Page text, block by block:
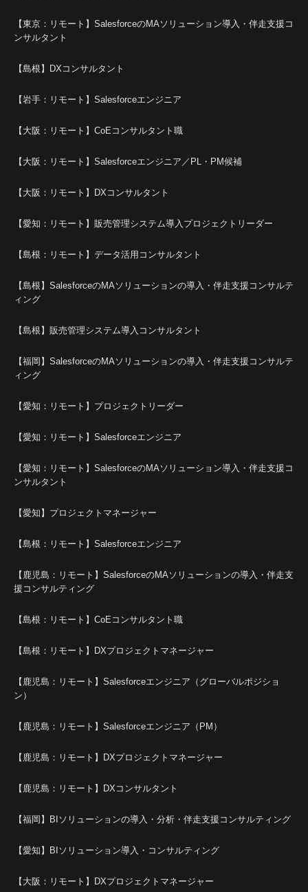
【東京：リモート】SalesforceのMAソリューション導入・伴走支援コ
ンサルタント
【島根】DXコンサルタント
【岩手：リモート】Salesforceエンジニア
【大阪：リモート】CoEコンサルタント職
【大阪：リモート】Salesforceエンジニア／PL・PM候補
【大阪：リモート】DXコンサルタント
【愛知：リモート】販売管理システム導入プロジェクトリーダー
【島根：リモート】データ活用コンサルタント
【島根】SalesforceのMAソリューションの導入・伴走支援コンサルテ
ィング
【島根】販売管理システム導入コンサルタント
【福岡】SalesforceのMAソリューションの導入・伴走支援コンサルテ
ィング
【愛知：リモート】プロジェクトリーダー
【愛知：リモート】Salesforceエンジニア
【愛知：リモート】SalesforceのMAソリューション導入・伴走支援コ
ンサルタント
【愛知】プロジェクトマネージャー
【島根：リモート】Salesforceエンジニア
【鹿児島：リモート】SalesforceのMAソリューションの導入・伴走支
援コンサルティング
【島根：リモート】CoEコンサルタント職
【島根：リモート】DXプロジェクトマネージャー
【鹿児島：リモート】Salesforceエンジニア（グローバルポジショ
ン）
【鹿児島：リモート】Salesforceエンジニア（PM）
【鹿児島：リモート】DXプロジェクトマネージャー
【鹿児島：リモート】DXコンサルタント
【福岡】BIソリューションの導入・分析・伴走支援コンサルティング
【愛知】BIソリューション導入・コンサルティング
【大阪：リモート】DXプロジェクトマネージャー